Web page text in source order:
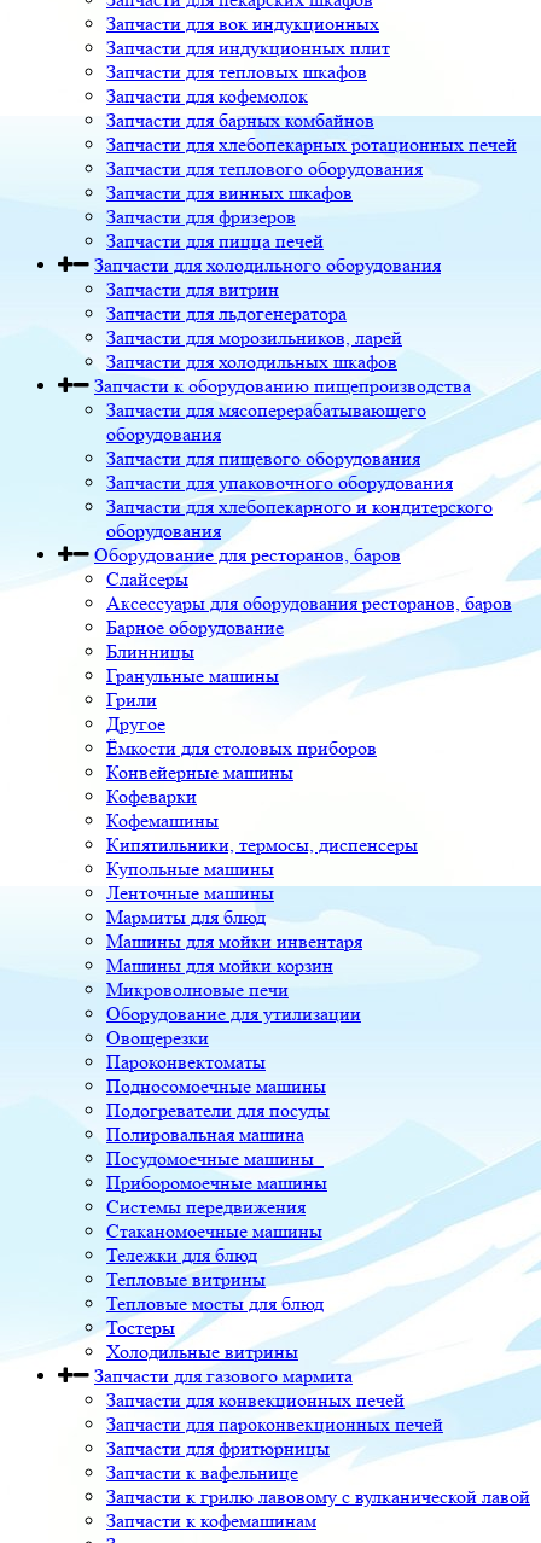
Запчасти для вок индукционных
Запчасти для индукционных плит
Запчасти для тепловых шкафов
Запчасти для кофемолок
Запчасти для барных комбайнов
Запчасти для хлебопекарных ротационных печей
Запчасти для теплового оборудования
Запчасти для винных шкафов
Запчасти для фризеров
Запчасти для пицца печей
Запчасти для холодильного оборудования
Запчасти для витрин
Запчасти для льдогенератора
Запчасти для морозильников, ларей
Запчасти для холодильных шкафов
Запчасти к оборудованию пищепроизводства
Запчасти для мясоперерабатывающего
оборудования
Запчасти для пищевого оборудования
Запчасти для упаковочного оборудования
Запчасти для хлебопекарного и кондитерского
оборудования
Оборудование для ресторанов, баров
Слайсеры
Аксессуары для оборудования ресторанов, баров
Барное оборудование
Блинницы
Гранульные машины
Грили
Другое
Ёмкости для столовых приборов
Конвейерные машины
Кофеварки
Кофемашины
Кипятильники, термосы, диспенсеры
Купольные машины
Ленточные машины
Мармиты для блюд
Машины для мойки инвентаря
Машины для мойки корзин
Микроволновые печи
Оборудование для утилизации
Овощерезки
Пароконвектоматы
Подносомоечные машины
Подогреватели для посуды
Полировальная машина
Посудомоечные машины
Приборомоечные машины
Системы передвижения
Стаканомоечные машины
Тележки для блюд
Тепловые витрины
Тепловые мосты для блюд
Тостеры
Холодильные витрины
Запчасти для газового мармита
Запчасти для конвекционных печей
Запчасти для пароконвекционных печей
Запчасти для фритюрницы
Запчасти к вафельнице
Запчасти к грилю лавовому с вулканической лавой
Запчасти к кофемашинам